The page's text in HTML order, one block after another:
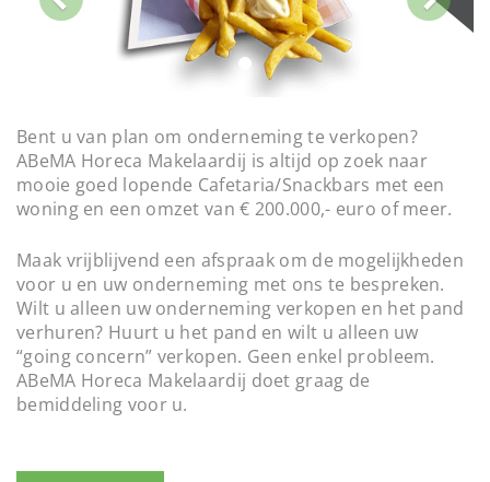
t
i
Bent u van plan om onderneming te verkopen?
ABeMA Horeca Makelaardij is altijd op zoek naar
mooie goed lopende Cafetaria/Snackbars met een
woning en een omzet van € 200.000,- euro of meer.
Maak vrijblijvend een afspraak om de mogelijkheden
voor u en uw onderneming met ons te bespreken.
Wilt u alleen uw onderneming verkopen en het pand
verhuren? Huurt u het pand en wilt u alleen uw
“going concern” verkopen. Geen enkel probleem.
ABeMA Horeca Makelaardij doet graag de
bemiddeling voor u.